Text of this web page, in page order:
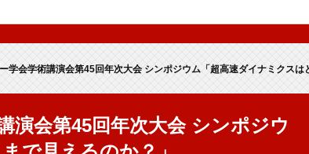
学会学術講演会第45回年次大会 シンポジウム「超高速ダイナミクスは
演会第45回年次大会 シンポジウ